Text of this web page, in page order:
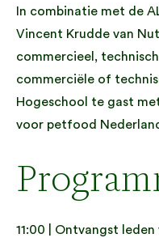
In combinatie met de
Vincent Krudde van
commercieel,
commerciële of
Hogeschool te gast
voor petfood
11:00 | Ontvangst leden